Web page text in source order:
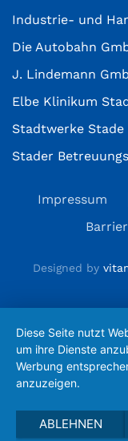
Industrie- und
Die Autobahn
J. Lindemann
Elbe Klinikum
Stadtwerke Stade
Stader
Impressum
Designed by
Diese Seite nutzt
um ihre Dienste
Werbung
anzuzeigen.
ABLEHNEN